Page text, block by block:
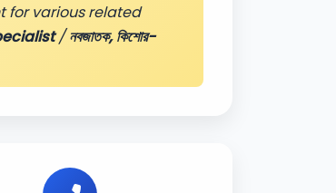
for various related
/নবজাতক, কিশোর-